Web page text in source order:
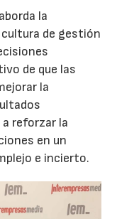
la
de gestión
de que las
la
reforzar la
en un
e incierto.